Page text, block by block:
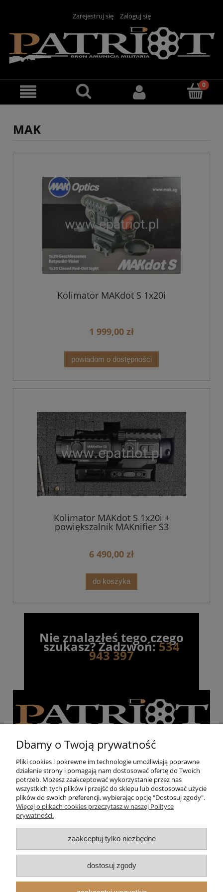
Zarejestruj się Zaloguj się
MAK
Kolimator MAKdot S 1x20i
1 999,00 zł
powiadom o dostępności
Kolimator MAKdot S 1x20i +
powiększalnik MAKnifier S3
6 490,00 zł
do koszyka
Nie znalazłeś tego czego
szukasz? Zadzwoń:534
943 397
Pomoc
Moje konto
O nas
Dbamy o Twoją prywatność
Pliki cookies i pokrewne im technologie umożliwiają poprawne
działanie strony i pomagają nam dostosować ofertę do Twoich
potrzeb. Możesz zaakceptować wykorzystanie przez nas
wszystkich tych plików i przejść do sklepu lub dostosować użycie
plików do swoich preferencji, wybierając opcję "Dostosuj zgody".
Więcej o plikach cookies przeczytasz w naszej Polityce
prywatności.
zaakceptuj tylko niezbędne
dostosuj zgody